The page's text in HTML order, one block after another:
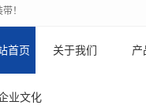
！
首页 关于我们 产
业文化